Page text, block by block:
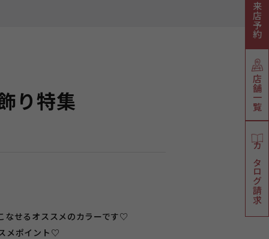
り特集
なせるオススメのカラーです♡
メポイント♡
来店予約
店舗一覧
カタログ請求